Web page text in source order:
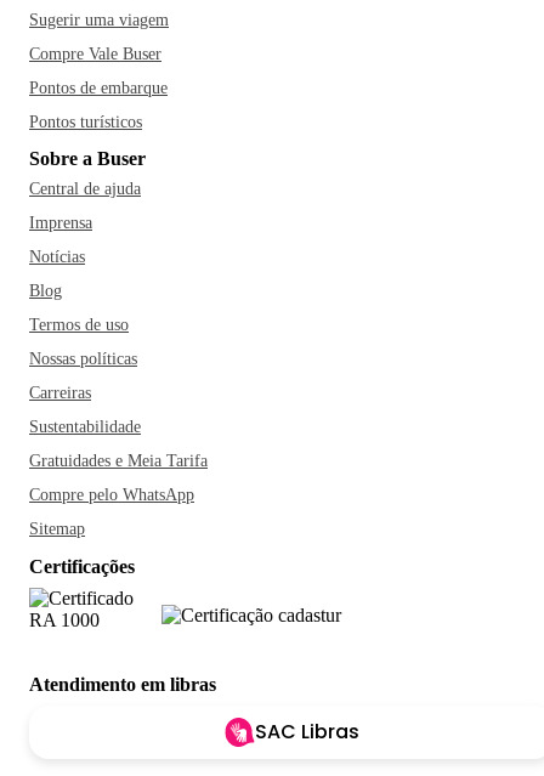
Sugerir uma viagem
Compre Vale Buser
Pontos de embarque
Pontos turísticos
Sobre a Buser
Central de ajuda
Imprensa
Notícias
Blog
Termos de uso
Nossas políticas
Carreiras
Sustentabilidade
Gratuidades e Meia Tarifa
Compre pelo WhatsApp
Sitemap
Certificações
Atendimento em libras
SAC Libras